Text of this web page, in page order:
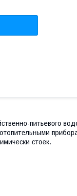
питьевого
стоек.